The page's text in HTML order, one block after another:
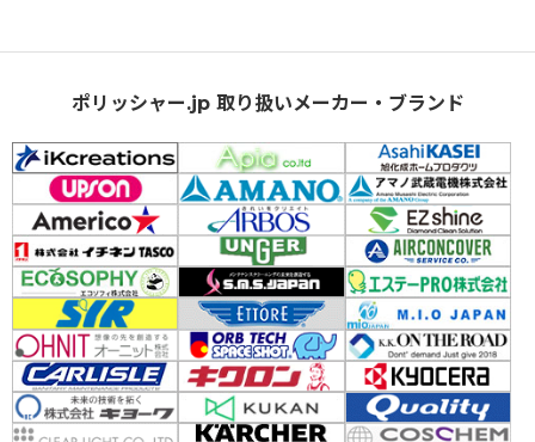
ポリッシャー.jp 取り扱いメーカー・ブランド